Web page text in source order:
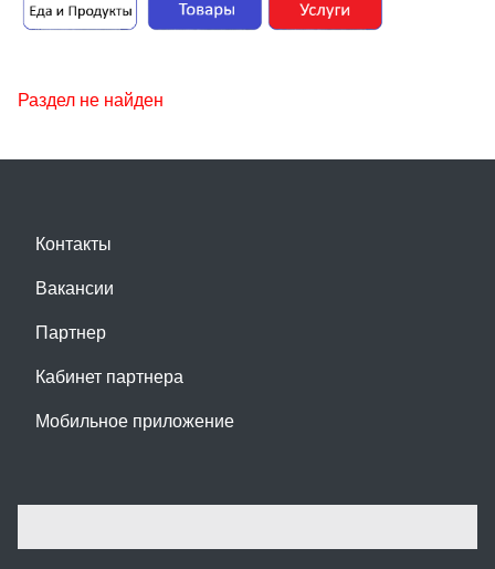
Раздел не найден
Контакты
Вакансии
Партнер
Кабинет партнера
Мобильное приложение